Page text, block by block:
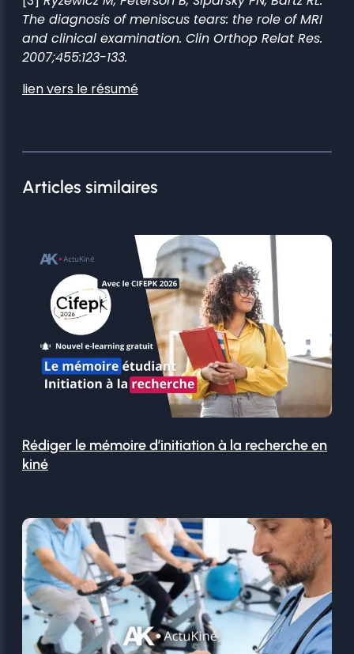
The diagnosis of meniscus tears: the role of MRI
and clinical examination. Clin Orthop Relat Res.
2007;455:123-133.
lien vers le résumé
Articles similaires
Rédiger le mémoire d’initiation à la recherche en
kiné